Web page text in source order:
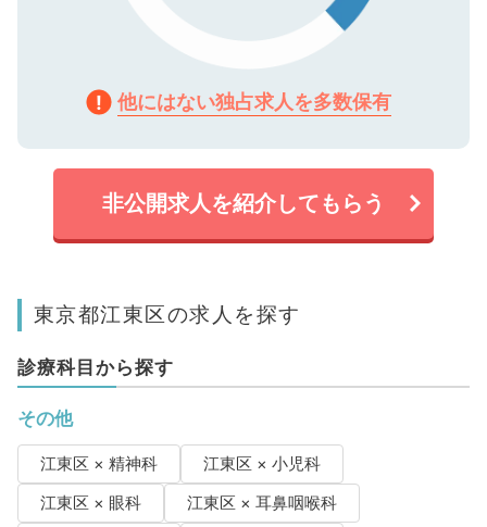
他にはない独占求人を多数保有
非公開求人を紹介してもらう
東京都江東区の求人を探す
診療科目から探す
その他
江東区 × 精神科
江東区 × 小児科
江東区 × 眼科
江東区 × 耳鼻咽喉科